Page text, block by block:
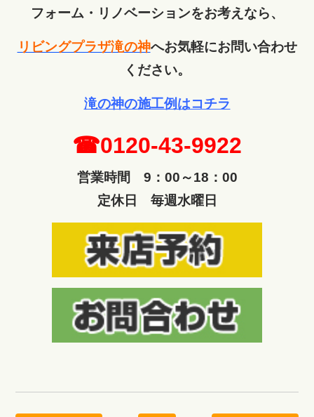
フォーム・リノベーションをお考えなら、
リビングプラザ滝の神へお気軽にお問い合わせ
ください。
滝の神の施工例はコチラ
☎0120-43-9922
営業時間 9：00～18：00
定休日 毎週水曜日